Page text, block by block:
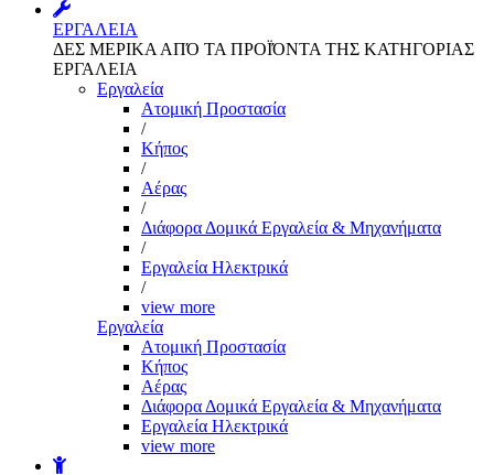
ΕΡΓΑΛΕΙΑ
ΔΕΣ ΜΕΡΙΚΑ ΑΠΌ ΤΑ ΠΡΟΪΌΝΤΑ ΤΗΣ ΚΑΤΗΓΟΡΙΑΣ
ΕΡΓΑΛΕΙΑ
Εργαλεία
Aτομική Προστασία
/
Kήπος
/
Αέρας
/
Διάφορα Δομικά Εργαλεία & Μηχανήματα
/
Εργαλεία Ηλεκτρικά
/
view more
Εργαλεία
Aτομική Προστασία
Kήπος
Αέρας
Διάφορα Δομικά Εργαλεία & Μηχανήματα
Εργαλεία Ηλεκτρικά
view more